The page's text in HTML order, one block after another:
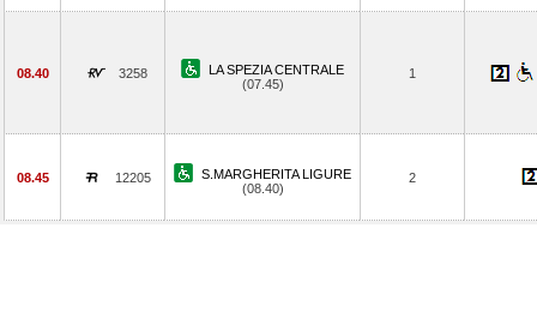
08.40 3258
LA SPEZIA CENTRALE
(07.45)
1
08.45 12205
S.MARGHERITA LIGURE
(08.40)
2